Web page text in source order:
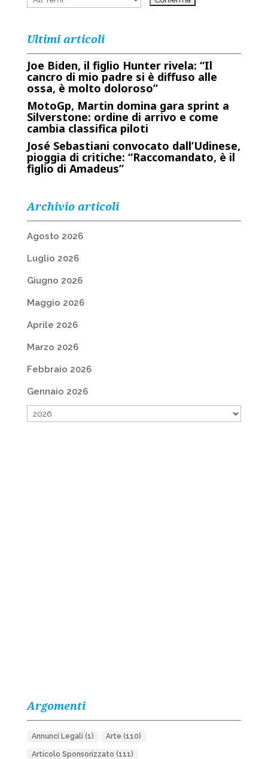
Ultimi articoli
Joe Biden, il figlio Hunter rivela: “Il
cancro di mio padre si è diffuso alle
ossa, è molto doloroso”
MotoGp, Martin domina gara sprint a
Silverstone: ordine di arrivo e come
cambia classifica piloti
José Sebastiani convocato dall’Udinese,
pioggia di critiche: “Raccomandato, è il
figlio di Amadeus”
Archivio articoli
Agosto 2026
Luglio 2026
Giugno 2026
Maggio 2026
Aprile 2026
Marzo 2026
Febbraio 2026
Gennaio 2026
Argomenti
Annunci Legali (1) Arte (110)
Articolo Sponsorizzato (111)